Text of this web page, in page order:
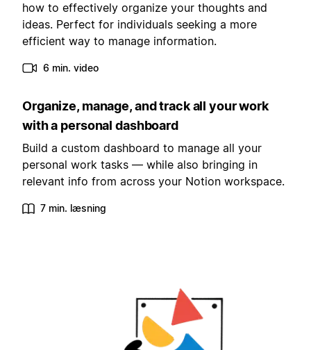
how to effectively organize your thoughts and
ideas. Perfect for individuals seeking a more
efficient way to manage information.
6 min. video
Organize, manage, and track all your work
with a personal dashboard
Build a custom dashboard to manage all your
personal work tasks — while also bringing in
relevant info from across your Notion workspace.
7 min. læsning